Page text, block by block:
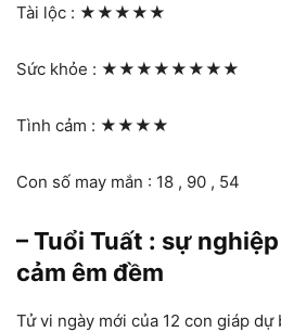
Tài lộc : ★★★★★
Sức khỏe : ★★★★★★★★
Tình cảm : ★★★★
Con số may mắn : 18 , 90 , 54
– Tuổi Tuất : sự
cảm êm đềm
Tử vi ngày mới của 12 con giáp